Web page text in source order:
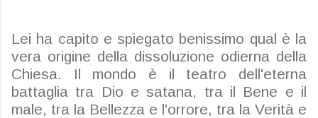
Lei ha capito e spiegato benissimo qual è la
vera origine della dissoluzione odierna della
Chiesa. Il mondo è il teatro dell'eterna
battaglia tra Dio e satana, tra il Bene e il
male, tra la Bellezza e l'orrore, tra la Verità e